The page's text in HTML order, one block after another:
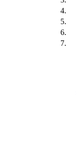
4.
5.
6.
7.